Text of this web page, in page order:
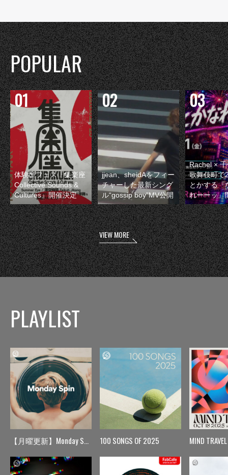
POPULAR
体験型フェス『集楽座
Collective Sounds &
Cultures』開催決定
jjean、sheidAをフィー
チャーした最新シング
ル“gossip boy”MV公開
Rachel ×
歌舞伎町で
とかする『
れーーッ』
VIEW MORE
PLAYLIST
【月曜更新】Monday Spin 100 SONGS OF 2025 MIND TRAVEL